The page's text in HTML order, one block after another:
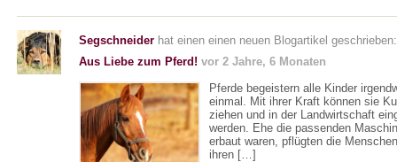
Segschneider hat einen einen neuen Blogartikel geschrieben:
Aus Liebe zum Pferd! vor 2 Jahre, 6 Monaten
Pferde begeistern alle Kinder
einmal. Mit ihrer Kraft können sie
ziehen und in der Landwirtschaft
werden. Ehe die passenden
erbaut waren, pflügten die
ihren […]